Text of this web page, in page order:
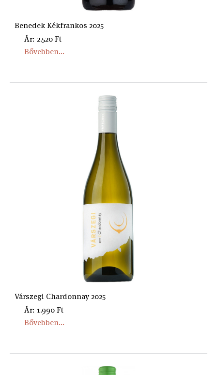
Benedek Kékfrankos 2025
Ár: 2.520 Ft
Bővebben...
Várszegi Chardonnay 2025
Ár: 1.990 Ft
Bővebben...